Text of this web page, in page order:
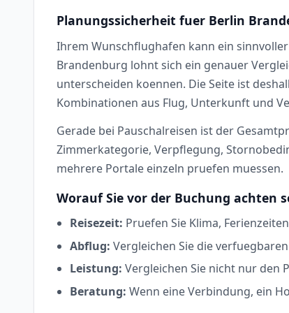
Planungssicherheit fuer Berlin
Ihrem Wunschflughafen kann ein
Brandenburg lohnt sich ein genauer
unterscheiden koennen. Die Seite ist
Kombinationen aus Flug, Unterkunft und
Gerade bei Pauschalreisen ist der
Zimmerkategorie, Verpflegung,
mehrere Portale einzeln pruefen muessen.
Worauf Sie vor der Buchung achten
Reisezeit: Pruefen Sie Klima,
Abflug: Vergleichen Sie die
Leistung: Vergleichen Sie nicht nur den
Beratung: Wenn eine Verbindung, ein